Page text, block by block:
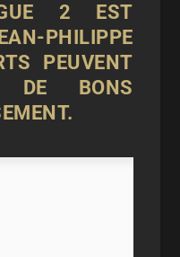
2 EST
PHILIPPE
PEUVENT
DE BONS